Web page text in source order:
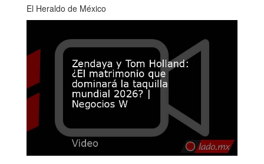
El Heraldo de México